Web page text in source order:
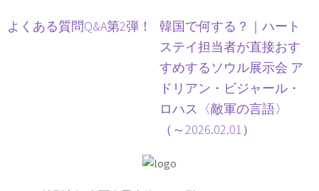
よくある質問Q&A第2弾！
韓国で何する？｜ハート
ステイ担当者が直接おす
すめするソウル展示会 ア
ドリアン・ビジャール・
ロハス〈敵軍の言語〉
（～2026.02.01）